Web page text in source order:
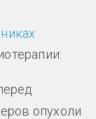
опухоли